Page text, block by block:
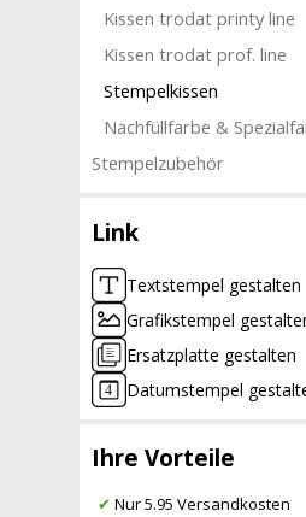
Kissen trodat printy line
Kissen trodat prof. line
Stempelkissen
Nachfüllfarbe &
Stempelzubehör
Link
Textstempel gestalten
Grafikstempel
Ersatzplatte gestalten
Datumstempel
Ihre Vorteile
✔ Nur 5.95 Versandkosten